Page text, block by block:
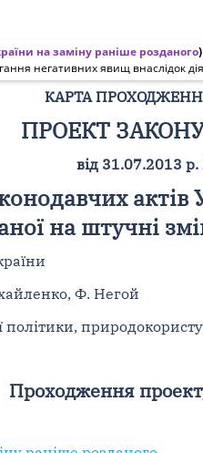
на заміну раніше розданого)